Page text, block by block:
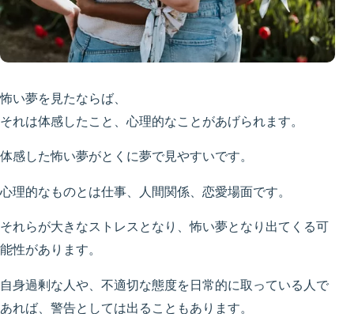
怖い夢を見たならば、
それは体感したこと、心理的なことがあげられます。
体感した怖い夢がとくに夢で見やすいです。
心理的なものとは仕事、人間関係、恋愛場面です。
それらが大きなストレスとなり、怖い夢となり出てくる可
能性があります。
自身過剰な人や、不適切な態度を日常的に取っている人で
あれば、警告としては出ることもあります。